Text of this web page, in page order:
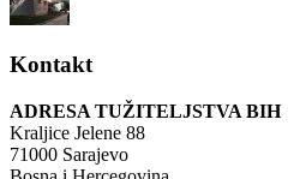
Kontakt
ADRESA TUŽITELJSTVA BIH
Kraljice Jelene 88
71000 Sarajevo